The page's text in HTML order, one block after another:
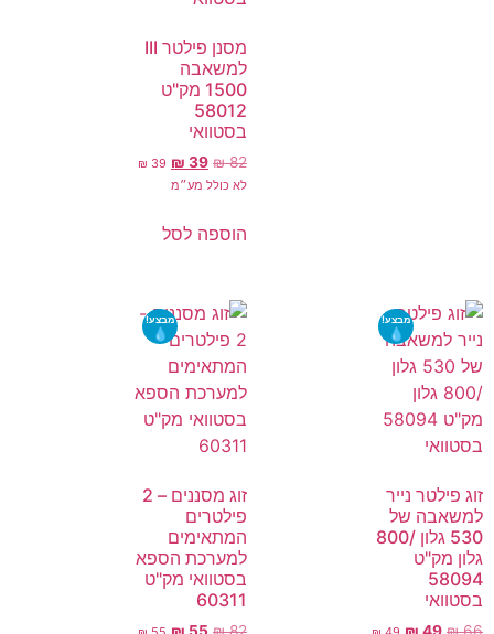
מסנן פילטר III
למשאבה
1500 מק"ט
58012
בסטוואי
₪82
₪ 39
₪ 39
לא כולל מע״מ
הוספה לסל
מבצע!
זוג פילטר נייר
למשאבה של
530 גלון /800
גלון מק"ט
58094
בסטוואי
₪66
₪ 49
מבצע!
זוג מסננים – 2
פילטרים
המתאימים
למערכת הספא
בסטוואי מק"ט
60311
₪82
₪ 55